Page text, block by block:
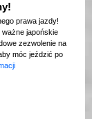
prawa jazdy!
japońskie
zezwolenie na
móc jeździć po